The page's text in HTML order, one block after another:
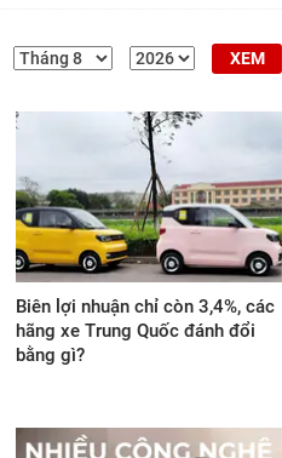
XEM
Biên lợi nhuận chỉ còn 3,4%, các
hãng xe Trung Quốc đánh đổi
bằng gì?